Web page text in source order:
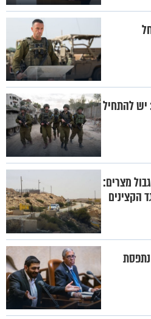
יש להתחיל
מצרים:
הקצינים